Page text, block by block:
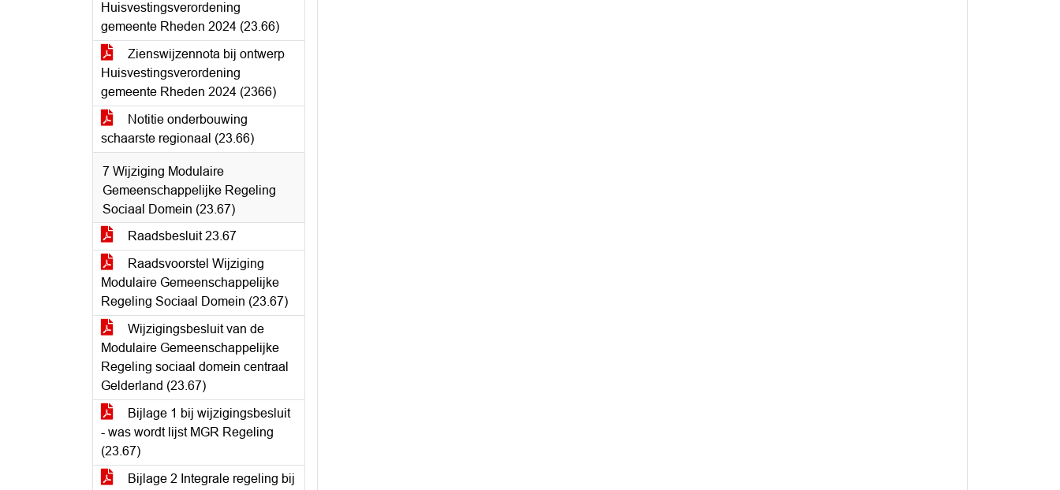
Huisvestingsverordening
gemeente Rheden 2024 (23.66)
Zienswijzennota bij ontwerp
Huisvestingsverordening
gemeente Rheden 2024 (2366)
Notitie onderbouwing
schaarste regionaal (23.66)
7 Wijziging Modulaire
Gemeenschappelijke Regeling
Sociaal Domein (23.67)
Raadsbesluit 23.67
Raadsvoorstel Wijziging
Modulaire Gemeenschappelijke
Regeling Sociaal Domein (23.67)
Wijzigingsbesluit van de
Modulaire Gemeenschappelijke
Regeling sociaal domein centraal
Gelderland (23.67)
Bijlage 1 bij wijzigingsbesluit
- was wordt lijst MGR Regeling
(23.67)
Bijlage 2 Integrale regeling bij